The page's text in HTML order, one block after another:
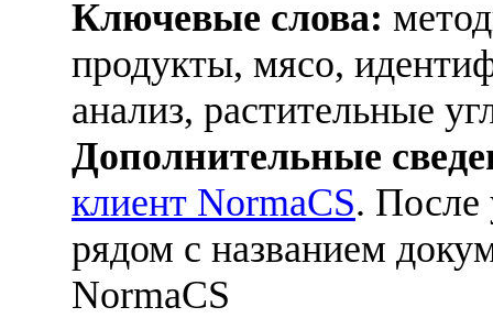
Ключевые слова:
продукты, мясо,
анализ, растительные
Дополнительные
клиент NormaCS. После
рядом с названием
NormaCS